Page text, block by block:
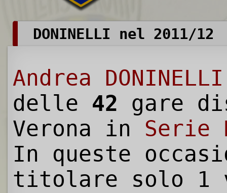
DONINELLI nel 2011/12
Andrea DONINELLI
delle 42 gare
Verona in Serie
In queste
titolare solo 1